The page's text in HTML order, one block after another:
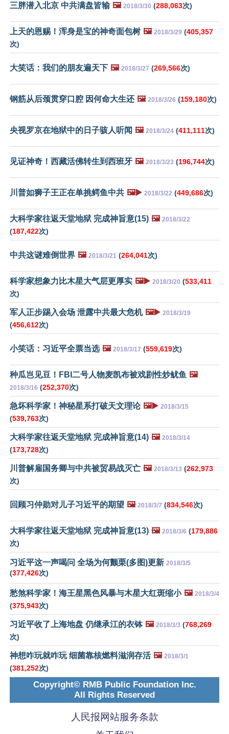
三胖潜入北京 中共满盘皆输 🖼️ 2018/3/30 (288,063次)
上天的恩赐！浑身是宝的神奇面包树 🖼️ 2018/3/29 (405,357
次)
大笑话：我们的朋友遍天下 🖼️ 2018/3/27 (269,566次)
钢筋从后颈贯穿口腔 因何命大生还 🖼️ 2018/3/26 (159,180次)
央视罗京在地狱中的日子骇人听闻 🖼️ 2018/3/24 (411,111次)
见证神奇！西藏活佛转生到西班牙 🖼️ 2018/3/23 (196,744次)
川普如狮子王正在单挑鳄鱼中共 🖼️▶️ 2018/3/22 (449,686次)
大科学家往返天堂地狱 完成神旨意(15) 🖼️ 2018/3/22
(187,422次)
中共这谜难倒世界 🖼️ 2018/3/21 (264,041次)
科学家想象力比木星大气层更厚实 🖼️▶️ 2018/3/20 (533,411
次)
军人正步踢入会场 泄露中共最大危机 🖼️▶️ 2018/3/19
(456,612次)
小笑话：习近平全票当选 🖼️ 2018/3/17 (559,619次)
种瓜岂见豆！FBI二号人物麦凯布被戏剧性炒鱿鱼 🖼️
2018/3/16 (252,370次)
急坏科学家！神秘星系打破天文理论 🖼️▶️ 2018/3/15
(539,763次)
大科学家往返天堂地狱 完成神旨意(14) 🖼️ 2018/3/14
(173,728次)
川普解雇国务卿与中共被贸易战灭亡 🖼️ 2018/3/13 (262,973
次)
回顾习仲勋对儿子习近平的期望 🖼️ 2018/3/7 (834,546次)
大科学家往返天堂地狱 完成神旨意(13) 🖼️ 2018/3/6 (179,886
次)
习近平这一声喝问 全场为何颤栗(多图)更新 2018/3/5
(377,426次)
愁煞科学家！海王星黑色风暴与木星大红斑缩小 🖼️ 2018/3/4
(375,943次)
习近平收了上海地盘 仍继承江的衣钵 🖼️ 2018/3/3 (768,269
次)
神想咋玩就咋玩 细菌靠核燃料滋润存活 🖼️ 2018/3/1
(381,252次)
Copyright© RMB Public Foundation Inc.
All Rights Reserved
人民报网站服务条款